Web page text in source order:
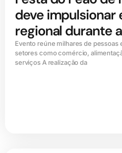
deve impulsionar
regional durante
Evento reúne milhares de pessoas
setores como comércio,
serviços A realização da